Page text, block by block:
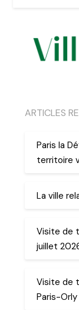
ARTICLES
Paris la
territoire
La ville
Visite de
juillet
Visite de
Paris-